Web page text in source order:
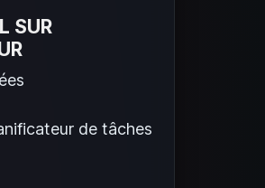
SUR
de tâches